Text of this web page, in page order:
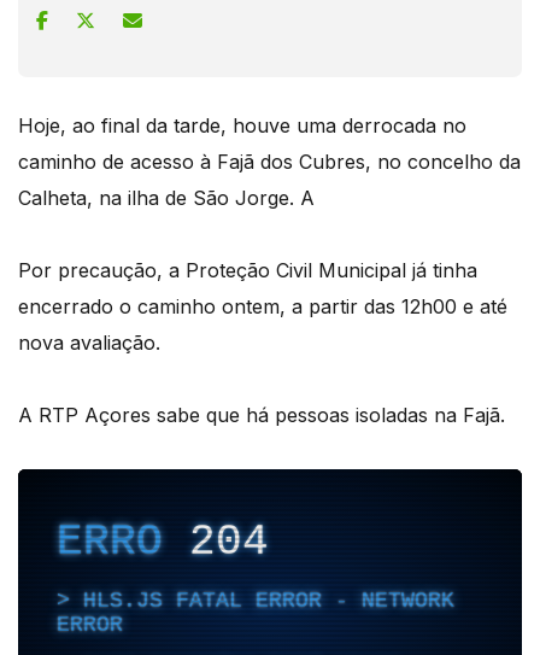
Hoje, ao final da tarde, houve uma derrocada no
caminho de acesso à Fajã dos Cubres, no concelho da
Calheta, na ilha de São Jorge. A
Por precaução, a Proteção Civil Municipal já tinha
encerrado o caminho ontem, a partir das 12h00 e até
nova avaliação.
A RTP Açores sabe que há pessoas isoladas na Fajã.